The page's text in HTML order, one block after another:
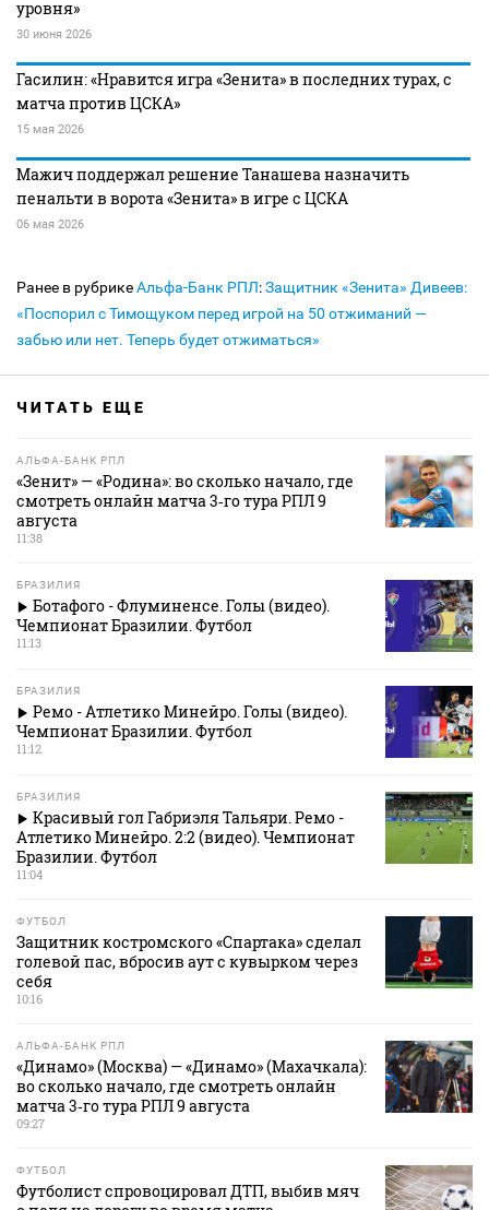
уровня»
30 июня 2026
Гасилин: «Нравится игра «Зенита» в последних турах, с
матча против ЦСКА»
15 мая 2026
Мажич поддержал решение Танашева назначить
пенальти в ворота «Зенита» в игре с ЦСКА
06 мая 2026
Ранее в рубрикеАльфа-Банк РПЛ:Защитник «Зенита» Дивеев:
«Поспорил с Тимощуком перед игрой на 50 отжиманий —
забью или нет. Теперь будет отжиматься»
ЧИТАТЬ ЕЩЕ
АЛЬФА-БАНК РПЛ
«Зенит» — «Родина»: во сколько начало, где
смотреть онлайн матча 3‑го тура РПЛ 9
августа
11:38
БРАЗИЛИЯ
Ботафого - Флуминенсе. Голы (видео).
Чемпионат Бразилии. Футбол
11:13
БРАЗИЛИЯ
Ремо - Атлетико Минейро. Голы (видео).
Чемпионат Бразилии. Футбол
11:12
БРАЗИЛИЯ
Красивый гол Габриэля Тальяри. Ремо -
Атлетико Минейро. 2:2 (видео). Чемпионат
Бразилии. Футбол
11:04
ФУТБОЛ
Защитник костромского «Спартака» сделал
голевой пас, вбросив аут с кувырком через
себя
10:16
АЛЬФА-БАНК РПЛ
«Динамо» (Москва) — «Динамо» (Махачкала):
во сколько начало, где смотреть онлайн
матча 3‑го тура РПЛ 9 августа
09:27
ФУТБОЛ
Футболист спровоцировал ДТП, выбив мяч